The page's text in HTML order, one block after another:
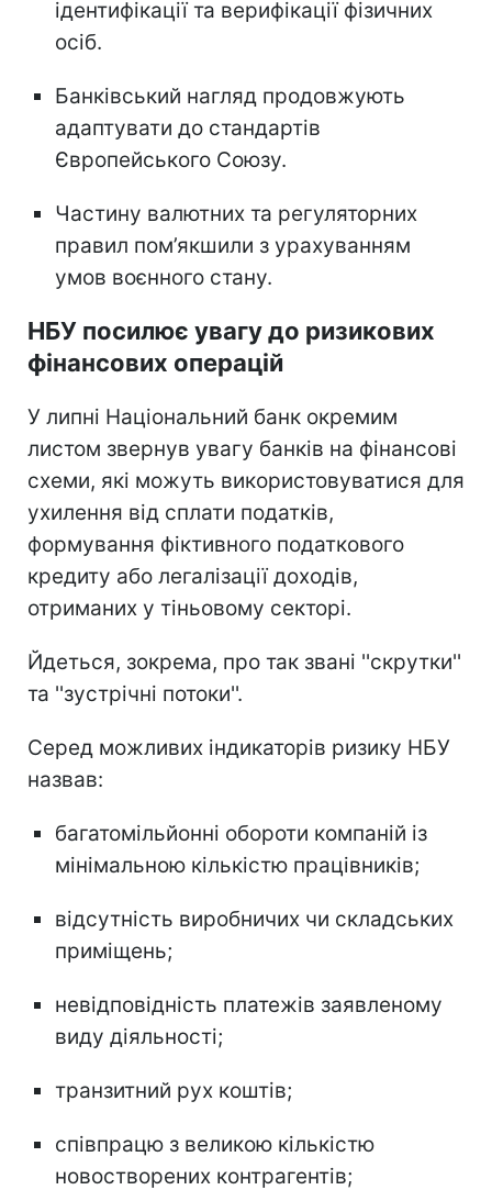
ідентифікації та верифікації фізичних
осіб.
Банківський нагляд продовжують
адаптувати до стандартів
Європейського Союзу.
Частину валютних та регуляторних
правил пом’якшили з урахуванням
умов воєнного стану.
НБУ посилює увагу до ризикових
фінансових операцій
У липні Національний банк окремим
листом звернув увагу банків на фінансові
схеми, які можуть використовуватися для
ухилення від сплати податків,
формування фіктивного податкового
кредиту або легалізації доходів,
отриманих у тіньовому секторі.
Йдеться, зокрема, про так звані ''скрутки''
та ''зустрічні потоки''.
Серед можливих індикаторів ризику НБУ
назвав:
багатомільйонні обороти компаній із
мінімальною кількістю працівників;
відсутність виробничих чи складських
приміщень;
невідповідність платежів заявленому
виду діяльності;
транзитний рух коштів;
співпрацю з великою кількістю
новостворених контрагентів;